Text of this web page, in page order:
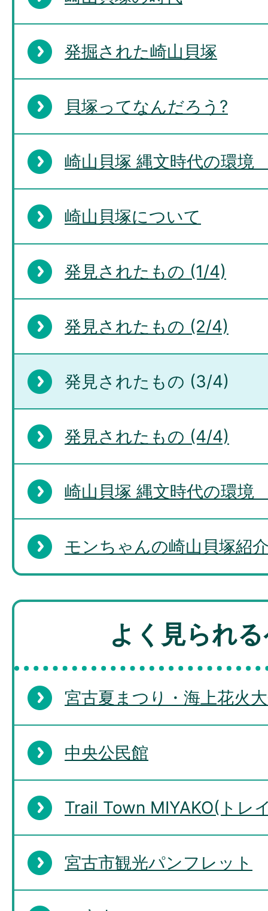
発掘された崎山貝塚
貝塚ってなんだろう?
崎山貝塚 縄文時代の環境
崎山貝塚について
発見されたもの (1/4)
発見されたもの (2/4)
発見されたもの (3/4)
発見されたもの (4/4)
崎山貝塚 縄文時代の環境
モンちゃんの崎山貝塚紹
よく見られ
宮古夏まつり・海上花火
中央公民館
Trail Town MIYAKO(トレ
宮古市観光パンフレット